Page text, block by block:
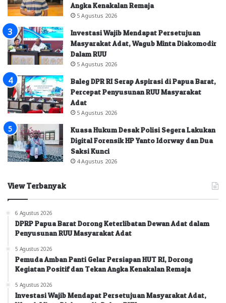
Angka Kenakalan Remaja
5 Agustus 2026
Investasi Wajib Mendapat Persetujuan
Masyarakat Adat, Wagub Minta Diakomodir
Dalam RUU
5 Agustus 2026
Baleg DPR RI Serap Aspirasi di Papua Barat,
Percepat Penyusunan RUU Masyarakat
Adat
5 Agustus 2026
Kuasa Hukum Desak Polisi Segera Lakukan
Digital Forensik HP Yanto Idorway dan Dua
Saksi Kunci
4 Agustus 2026
View Terbanyak
6 Agustus 2026
DPRP Papua Barat Dorong Keterlibatan Dewan Adat dalam
Penyusunan RUU Masyarakat Adat
5 Agustus 2026
Pemuda Amban Panti Gelar Persiapan HUT RI, Dorong
Kegiatan Positif dan Tekan Angka Kenakalan Remaja
5 Agustus 2026
Investasi Wajib Mendapat Persetujuan Masyarakat Adat,